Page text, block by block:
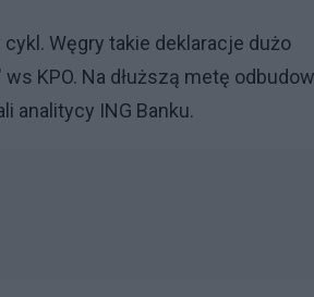
Węgry takie deklaracje dużo
KPO. Na dłuższą metę
analitycy ING Banku.